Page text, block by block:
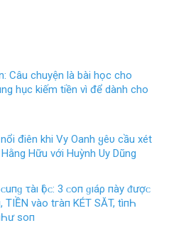
Câu chuyện là bài học cho
hục kiếm tiền vì để dành cho
điên khi Vy Oanh ყêυ cầu xét
Hữu với Huỳnh Uy Dũng
τàı Ӏộᴄ‌: 3 ᴄ‌ο‌п ɡıáρ пàу ᵭượᴄ‌
TIỀN νàο‌ tгàп KÉT SĂT, tìпҺ
ѕο‌п